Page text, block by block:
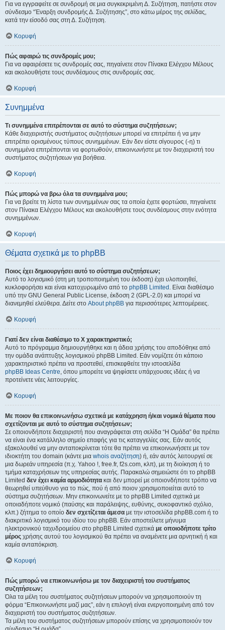
Για να εγγραφείτε σε συνδρομή σε μια συγκεκριμένη Δ. Συζήτηση, πατήστε στον
σύνδεσμο “Έναρξη συνδρομής Δ. Συζήτησης”, στο κάτω μέρος της σελίδας,
κατά την είσοδό σας στη Δ. Συζήτηση.
Κορυφή
Πώς αφαιρώ τις συνδρομές μου;
Για να αφαιρέσετε τις συνδρομές σας, πηγαίνετε στον Πίνακα Ελέγχου Μέλους
και ακολουθήστε τους συνδέσμους στις συνδρομές σας.
Κορυφή
Συνημμένα
Τι συνημμένα επιτρέπονται σε αυτό το σύστημα συζητήσεων;
Κάθε διαχειριστής συστήματος συζητήσεων μπορεί να επιτρέπει ή να μην
επιτρέπει ορισμένους τύπους συνημμένων. Εάν δεν είστε σίγουρος (-η) τι
συνημμένα επιτρέπονται να φορτωθούν, επικοινωνήστε με τον διαχειριστή του
συστήματος συζητήσεων για βοήθεια.
Κορυφή
Πώς μπορώ να βρω όλα τα συνημμένα μου;
Για να βρείτε τη λίστα των συνημμένων σας τα οποία έχετε φορτώσει, πηγαίνετε
στον Πίνακα Ελέγχου Μέλους και ακολουθήστε τους συνδέσμους στην ενότητα
συνημμένων.
Κορυφή
Θέματα σχετικά με το phpBB
Ποιος έχει δημιουργήσει αυτό το σύστημα συζητήσεων;
Αυτό το λογισμικό (στη μη τροποποιημένη του έκδοση) έχει υλοποιηθεί,
κυκλοφορήσει και είναι κατοχυρωμένο από το phpBB Limited . Είναι διαθέσιμο
υπό την GNU General Public License, έκδοση 2 (GPL-2.0) και μπορεί να
διανεμηθεί ελεύθερα. Δείτε στο About phpBB για περισσότερες λεπτομέρειες.
Κορυφή
Γιατί δεν είναι διαθέσιμο το Χ χαρακτηριστικό;
Αυτό το πρόγραμμα δημιουργήθηκε και η άδεια χρήσης του αποδόθηκε από
την ομάδα ανάπτυξης λογισμικού phpBB Limited. Εάν νομίζετε ότι κάποιο
χαρακτηριστικό πρέπει να προστεθεί, επισκεφθείτε την ιστοσελίδα
phpBB Ideas Centre, όπου μπορείτε να ψηφίσετε υπάρχουσες ιδέες ή να
προτείνετε νέες λειτουργίες.
Κορυφή
Με ποιον θα επικοινωνήσω σχετικά με κατάχρηση ή/και νομικά θέματα που
σχετίζονται με αυτό το σύστημα συζητήσεων;
Σε οποιονδήποτε διαχειριστή που αναγράφεται στη σελίδα “Η Ομάδα” θα πρέπει
να είναι ένα κατάλληλο σημείο επαφής για τις καταγγελίες σας. Εάν αυτός
εξακολουθεί να μην ανταποκρίνεται τότε θα πρέπει να επικοινωνήσετε με τον
ιδιοκτήτη του domain (κάντε μια whois αναζήτηση) ή, εάν αυτός λειτουργεί σε
μια δωρεάν υπηρεσία (π.χ. Yahoo !, free.fr, f2s.com, κλπ), με τη διοίκηση ή το
τμήμα καταχρήσεων της υπηρεσίας αυτής. Παρακαλώ σημειώστε ότι το phpBB
Limited δεν έχει καμία αρμοδιότητα και δεν μπορεί με οποιονδήποτε τρόπο να
θεωρηθεί υπεύθυνο για το πώς, πού ή από ποιον χρησιμοποιείται αυτό το
σύστημα συζητήσεων. Μην επικοινωνείτε με το phpBB Limited σχετικά με
οποιαδήποτε νομικό (παύσης και παράλειψης, ευθύνης, συκοφαντικό σχόλιο,
κλπ.) ζήτημα το οποίο δεν σχετίζεται άμεσα με την ιστοσελίδα phpBB.com ή το
διακριτικό λογισμικό του ιδίου του phpBB. Εάν αποστείλετε μήνυμα
ηλεκτρονικού ταχυδρομείου στο phpBB Limited σχετικά με οποιοδήποτε τρίτο
μέρος χρήσης αυτού του λογισμικού θα πρέπει να αναμένετε μια αρνητική ή και
καμία ανταπόκριση.
Κορυφή
Πώς μπορώ να επικοινωνήσω με τον διαχειριστή του συστήματος
συζητήσεων;
Όλα τα μέλη του συστήματος συζητήσεων μπορούν να χρησιμοποιούν τη
φόρμα “Επικοινωνήστε μαζί μας”, εάν η επιλογή είναι ενεργοποιημένη από τον
διαχειριστή του συστήματος συζητήσεων.
Τα μέλη του συστήματος συζητήσεων μπορούν επίσης να χρησιμοποιούν τον